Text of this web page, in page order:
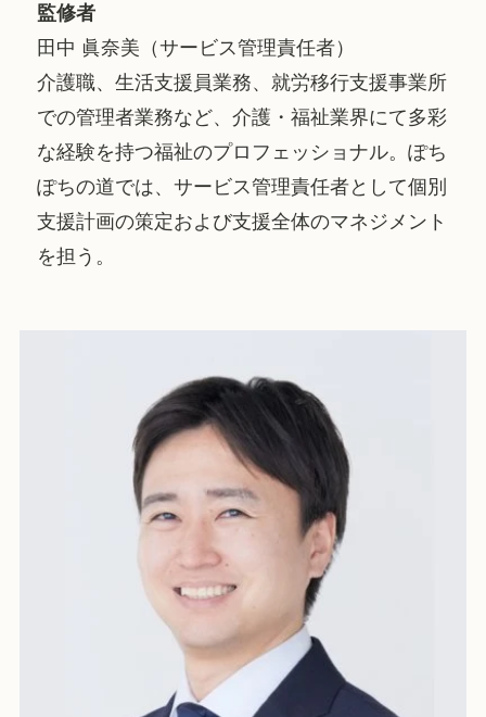
監修者
田中 眞奈美（サービス管理責任者）
介護職、生活支援員業務、就労移行支援事業所
での管理者業務など、介護・福祉業界にて多彩
な経験を持つ福祉のプロフェッショナル。ぽち
ぽちの道では、サービス管理責任者として個別
支援計画の策定および支援全体のマネジメント
を担う。